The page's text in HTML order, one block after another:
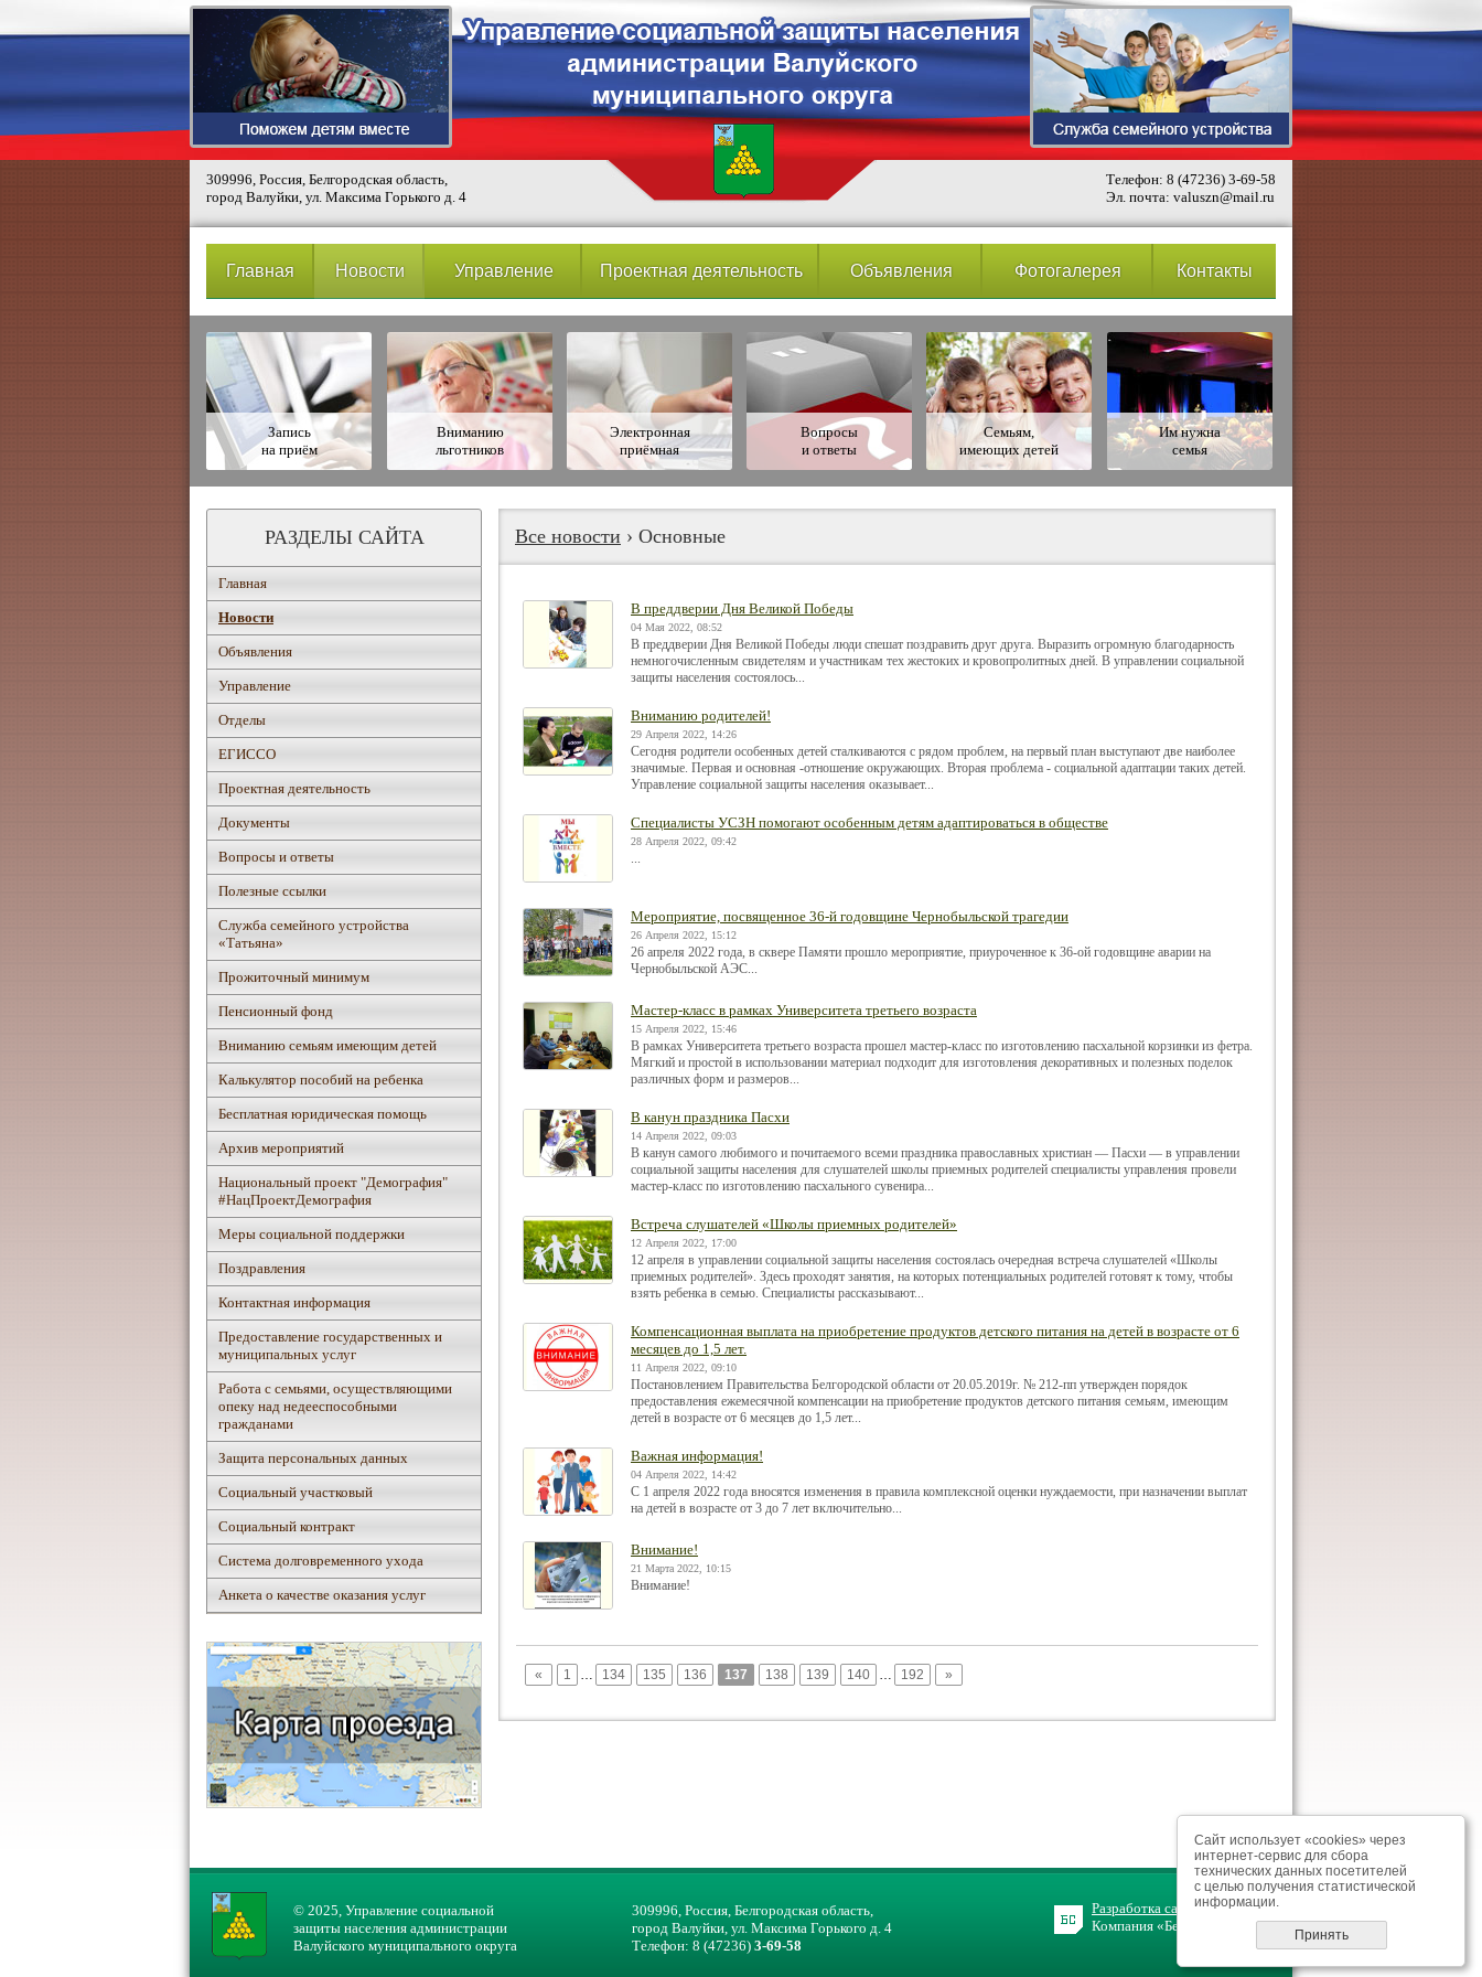
309996, Россия, Белгородская область,
город Валуйки, ул. Максима Горького д. 4
Телефон: 8 (47236) 3-69-58
Эл. почта: valuszn@mail.ru
Главная Новости Управление Проектная деятельность Объявления Фотогалерея Контакты
Запись
на приём
Вниманию
льготников
Электронная
приёмная
Вопросы
и ответы
Семьям,
имеющих детей
Им нужна
семья
РАЗДЕЛЫ САЙТА
Главная
Новости
Объявления
Управление
Отделы
ЕГИССО
Проектная деятельность
Документы
Вопросы и ответы
Полезные ссылки
Служба семейного устройства
«Татьяна»
Прожиточный минимум
Пенсионный фонд
Вниманию семьям имеющим детей
Калькулятор пособий на ребенка
Бесплатная юридическая помощь
Архив мероприятий
Национальный проект "Демография"
#НацПроектДемография
Mеры социальной поддержки
Поздравления
Контактная информация
Предоставление государственных и
муниципальных услуг
Работа с семьями, осуществляющими
опеку над недееспособными
гражданами
Защита персональных данных
Социальный участковый
Социальный контракт
Система долговременного ухода
Анкета о качестве оказания услуг
Все новости › Основные
В преддверии Дня Великой Победы
04 Мая 2022, 08:52
В преддверии Дня Великой Победы люди спешат поздравить друг друга. Выразить огромную благодарность
немногочисленным свидетелям и участникам тех жестоких и кровопролитных дней. В управлении социальной
защиты населения состоялось...
Вниманию родителей!
29 Апреля 2022, 14:26
Сегодня родители особенных детей сталкиваются с рядом проблем, на первый план выступают две наиболее
значимые. Первая и основная -отношение окружающих. Вторая проблема - социальной адаптации таких детей.
Управление социальной защиты населения оказывает...
Специалисты УСЗН помогают особенным детям адаптироваться в обществе
28 Апреля 2022, 09:42
...
Мероприятие, посвященное 36-й годовщине Чернобыльской трагедии
26 Апреля 2022, 15:12
26 апреля 2022 года, в сквере Памяти прошло мероприятие, приуроченное к 36-ой годовщине аварии на
Чернобыльской АЭС...
Мастер-класс в рамках Университета третьего возраста
15 Апреля 2022, 15:46
В рамках Университета третьего возраста прошел мастер-класс по изготовлению пасхальной корзинки из фетра.
Мягкий и простой в использовании материал подходит для изготовления декоративных и полезных поделок
различных форм и размеров...
В канун праздника Пасхи
14 Апреля 2022, 09:03
В канун самого любимого и почитаемого всеми праздника православных христиан — Пасхи — в управлении
социальной защиты населения для слушателей школы приемных родителей специалисты управления провели
мастер-класс по изготовлению пасхального сувенира...
Встреча слушателей «Школы приемных родителей»
12 Апреля 2022, 17:00
12 апреля в управлении социальной защиты населения состоялась очередная встреча слушателей «Школы
приемных родителей». Здесь проходят занятия, на которых потенциальных родителей готовят к тому, чтобы
взять ребенка в семью. Специалисты рассказывают...
Компенсационная выплата на приобретение продуктов детского питания на детей в возрасте от 6
месяцев до 1,5 лет.
11 Апреля 2022, 09:10
Постановлением Правительства Белгородской области от 20.05.2019г. № 212-пп утвержден порядок
предоставления ежемесячной компенсации на приобретение продуктов детского питания семьям, имеющим
детей в возрасте от 6 месяцев до 1,5 лет...
Важная информация!
04 Апреля 2022, 14:42
С 1 апреля 2022 года вносятся изменения в правила комплексной оценки нуждаемости, при назначении выплат
на детей в возрасте от 3 до 7 лет включительно...
Внимание!
21 Марта 2022, 10:15
Внимание!
« 1 … 134 135 136 137 138 139 140 … 192 »
© 2025, Управление социальной
защиты населения администрации
Валуйского муниципального округа
309996, Россия, Белгородская область,
город Валуйки, ул. Максима Горького д. 4
Телефон: 8 (47236) 3-69-58
Разработка сайта
Компания «БелСофт»
Сайт использует «cookies» через
интернет-сервис для сбора
технических данных посетителей
с целью получения статистической
информации.
Принять